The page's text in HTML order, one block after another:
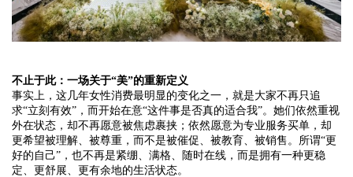
不止于此：一场关于“美”的重新定义
事实上，这几年女性消费最明显的变化之一，就是大家不再只追
求“立刻有效”，而开始在意“这件事是否真的适合我”。她们依然重视
外在状态，却不再愿意被焦虑裹挟；依然愿意为专业服务买单，却
更希望被理解、被尊重，而不是被催促、被教育、被销售。所谓“更
好的自己”，也不再是紧绷、满格、随时在线，而是拥有一种更稳
定、更舒展、更有余地的生活状态。